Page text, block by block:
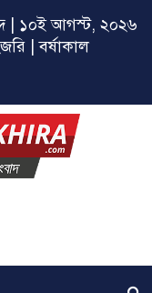
| ১০ই আগস্ট, ২০২৬
| বর্ষাকাল